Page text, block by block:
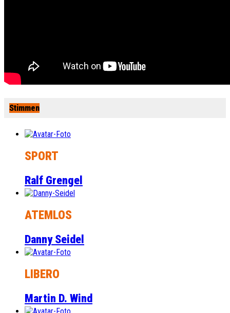
Stimmen
SPORT
Ralf Grengel
ATEMLOS
Danny Seidel
LIBERO
Martin D. Wind